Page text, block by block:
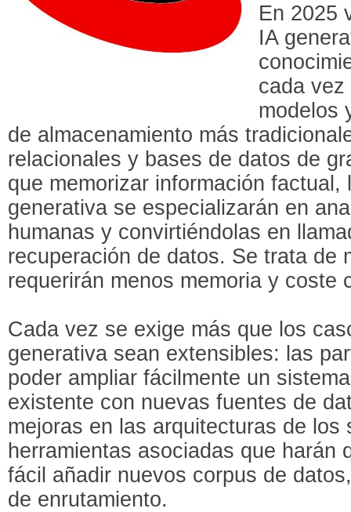
En 2025
IA
cada
modelos
de almacenamiento más
relacionales y bases de datos de
que memorizar información factual,
generativa se especializarán en
humanas y convirtiéndolas en
recuperación de datos. Se trata de
requerirán menos memoria y coste
Cada vez se exige más que los
generativa sean extensibles: las
poder ampliar fácilmente un
existente con nuevas fuentes de
mejoras en las arquitecturas de los
herramientas asociadas que harán
fácil añadir nuevos corpus de
de enrutamiento.